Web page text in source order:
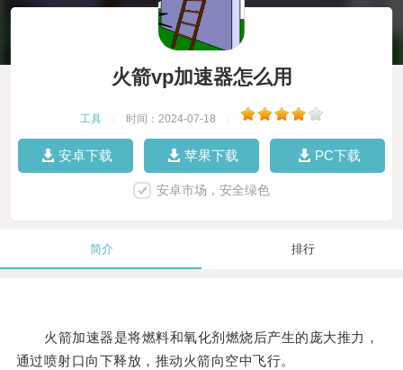
火箭vp加速器怎么用
工具 时间：2024-07-18
安卓下载 苹果下载 PC下载
安卓市场，安全绿色
简介 排行
火箭加速器是将燃料和氧化剂燃烧后产生的庞大推力，
通过喷射口向下释放，推动火箭向空中飞行。